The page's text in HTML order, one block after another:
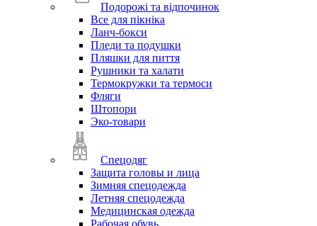
Подорожі та відпочинок
Все для пікніка
Ланч-бокси
Пледи та подушки
Пляшки для пиття
Рушники та халати
Термокружки та термоси
Фляги
Штопори
Эко-товари
Спецодяг
Защита головы и лица
Зимняя спецодежда
Летняя спецодежда
Медицинская одежда
Рабочая обувь